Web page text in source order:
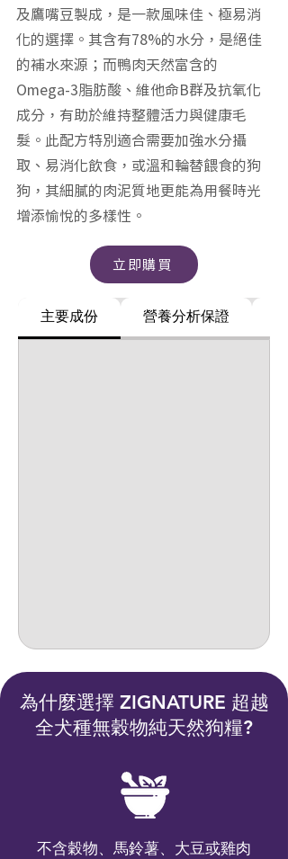
及鷹嘴豆製成，是一款風味佳、極易消
化的選擇。其含有78%的水分，是絕佳
的補水來源；而鴨肉天然富含的
Omega-3脂肪酸、維他命B群及抗氧化
成分，有助於維持整體活力與健康毛
髮。此配方特別適合需要加強水分攝
取、易消化飲食，或溫和輪替餵食的狗
狗，其細膩的肉泥質地更能為用餐時光
增添愉悅的多樣性。
立即購買
主要成份 營養分析保證
為什麼選擇 ZIGNATURE 超越
全犬種無穀物純天然狗糧?
不含穀物、馬鈴薯、大豆或雞肉